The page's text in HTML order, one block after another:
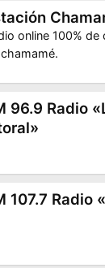
online 100%
96.9 Radio
107.7 Radio